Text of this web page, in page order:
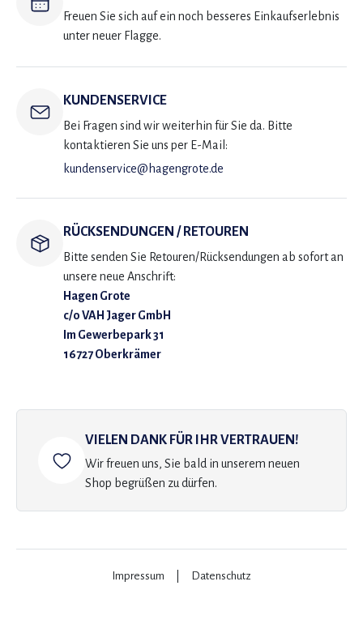
Freuen Sie sich auf ein noch besseres Einkaufserlebnis
unter neuer Flagge.
KUNDENSERVICE
Bei Fragen sind wir weiterhin für Sie da. Bitte
kontaktieren Sie uns per E-Mail:
kundenservice@hagengrote.de
RÜCKSENDUNGEN / RETOUREN
Bitte senden Sie Retouren/Rücksendungen ab sofort an
unsere neue Anschrift:
Hagen Grote
c/o VAH Jager GmbH
Im Gewerbepark 31
16727 Oberkrämer
VIELEN DANK FÜR IHR VERTRAUEN!
Wir freuen uns, Sie bald in unserem neuen
Shop begrüßen zu dürfen.
Impressum Datenschutz